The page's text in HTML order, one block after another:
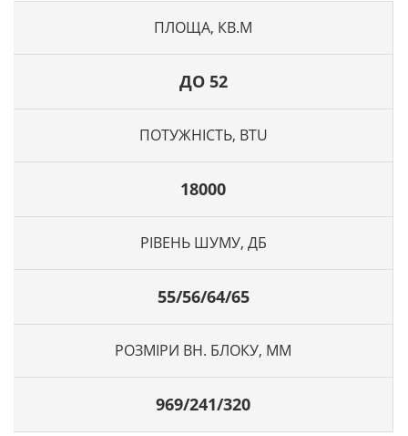
ПЛОЩА, КВ.М
ПОТУЖНІСТЬ, BTU
РІВЕНЬ ШУМУ, ДБ
РОЗМІРИ ВН. БЛОКУ, ММ
ДО 52
18000
55/56/64/65
969/241/320